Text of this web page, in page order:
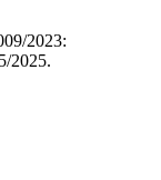
2023:
2025.